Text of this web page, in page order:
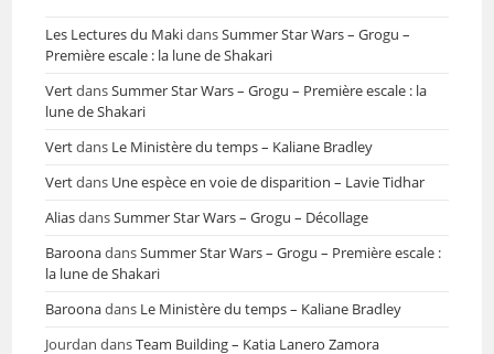
Les Lectures du MakidansSummer Star Wars – Grogu –
Première escale : la lune de Shakari
VertdansSummer Star Wars – Grogu – Première escale : la
lune de Shakari
Vertdans Le Ministère du temps – Kaliane Bradley
Vertdans Une espèce en voie de disparition – Lavie Tidhar
AliasdansSummer Star Wars – Grogu – Décollage
BaroonadansSummer Star Wars – Grogu – Première escale :
la lune de Shakari
Baroonadans Le Ministère du temps – Kaliane Bradley
Jourdan dansTeam Building – Katia Lanero Zamora